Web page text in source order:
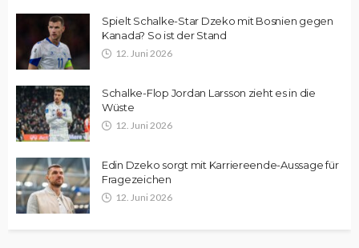
Spielt Schalke-Star Dzeko mit Bosnien gegen
Kanada? So ist der Stand
12. Juni 2026
Schalke-Flop Jordan Larsson zieht es in die
Wüste
12. Juni 2026
Edin Dzeko sorgt mit Karriereende-Aussage für
Fragezeichen
12. Juni 2026